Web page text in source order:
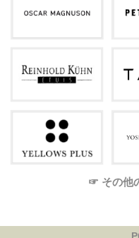
☞ その他